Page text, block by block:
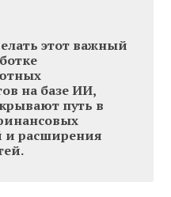
этот важный
на базе ИИ,
путь в
и расширения